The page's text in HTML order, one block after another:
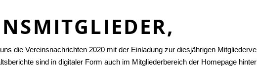
die Vereinsnachrichten 2020 mit der Einladung zur diesjährigen
sind in digitaler Form auch im Mitgliederbereich der Homepage